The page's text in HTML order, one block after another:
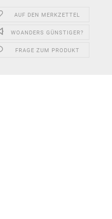
AUF DEN MERKZETTEL
WOANDERS GÜNSTIGER?
FRAGE ZUM PRODUKT